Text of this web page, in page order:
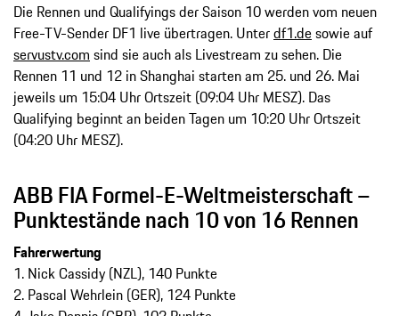
Die Rennen und Qualifyings der Saison 10 werden vom neuen
Free-TV-Sender DF1 live übertragen. Unterdf1.desowie auf
servustv.com sind sie auch als Livestream zu sehen. Die
Rennen 11 und 12 in Shanghai starten am 25. und 26. Mai
jeweils um 15:04 Uhr Ortszeit (09:04 Uhr MESZ). Das
Qualifying beginnt an beiden Tagen um 10:20 Uhr Ortszeit
(04:20 Uhr MESZ).
ABB FIA Formel-E-Weltmeisterschaft –
Punktestände nach 10 von 16 Rennen
Fahrerwertung
1. Nick Cassidy (NZL), 140 Punkte
2. Pascal Wehrlein (GER), 124 Punkte